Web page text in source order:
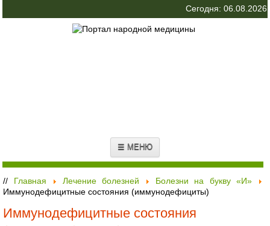
Сегодня: 06.08.2026
☰ МЕНЮ
// Главная Лечение болезней
Болезни на букву «И»
Иммунодефицитные состояния (иммунодефициты)
Иммунодефицитные состояния